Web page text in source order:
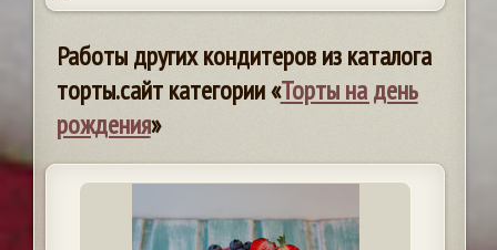
Работы других кондитеров из каталога
торты.сайт категории «Торты на день
рождения»